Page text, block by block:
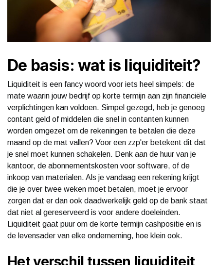
De basis: wat is liquiditeit?
Liquiditeit is een fancy woord voor iets heel simpels: de
mate waarin jouw bedrijf op korte termijn aan zijn financiële
verplichtingen kan voldoen. Simpel gezegd, heb je genoeg
contant geld of middelen die snel in contanten kunnen
worden omgezet om de rekeningen te betalen die deze
maand op de mat vallen? Voor een zzp'er betekent dit dat
je snel moet kunnen schakelen. Denk aan de huur van je
kantoor, de abonnementskosten voor software, of de
inkoop van materialen. Als je vandaag een rekening krijgt
die je over twee weken moet betalen, moet je ervoor
zorgen dat er dan ook daadwerkelijk geld op de bank staat
dat niet al gereserveerd is voor andere doeleinden.
Liquiditeit gaat puur om de korte termijn cashpositie en is
de levensader van elke onderneming, hoe klein ook.
Het verschil tussen liquiditeit